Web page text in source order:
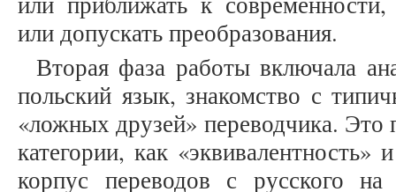
или допускать преобразования.
Вторая фаза работы включала
польский язык, знакомство с
«ложных друзей» переводчика. Это
категории, как «эквивалентность»
корпус переводов с русского